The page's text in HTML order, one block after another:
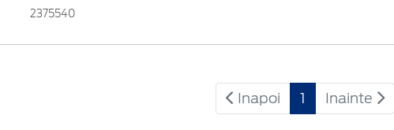
2375540
Inapoi 1 Inainte